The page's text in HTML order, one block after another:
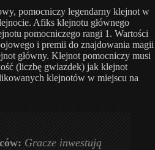
pomocniczy legendarny klejnot w
Afiks klejnotu głównego
pomocniczego rangi 1. Wartości
i premii do znajdowania magii
główny. Klejnot pomocniczy musi
(liczbę gwiazdek) jak klejnot
klejnotów w miejscu na
Gracze inwestują